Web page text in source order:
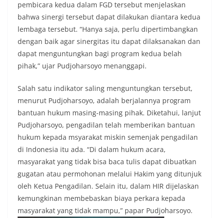
pembicara kedua dalam FGD tersebut menjelaskan
bahwa sinergi tersebut dapat dilakukan diantara kedua
lembaga tersebut. “Hanya saja, perlu dipertimbangkan
dengan baik agar sinergitas itu dapat dilaksanakan dan
dapat menguntungkan bagi program kedua belah
pihak,” ujar Pudjoharsoyo menanggapi.
Salah satu indikator saling menguntungkan tersebut,
menurut Pudjoharsoyo, adalah berjalannya program
bantuan hukum masing-masing pihak. Diketahui, lanjut
Pudjoharsoyo, pengadilan telah memberikan bantuan
hukum kepada msyarakat miskin semenjak pengadilan
di Indonesia itu ada. “Di dalam hukum acara,
masyarakat yang tidak bisa baca tulis dapat dibuatkan
gugatan atau permohonan melalui Hakim yang ditunjuk
oleh Ketua Pengadilan. Selain itu, dalam HIR dijelaskan
kemungkinan membebaskan biaya perkara kepada
masyarakat yang tidak mampu,” papar Pudjoharsoyo.